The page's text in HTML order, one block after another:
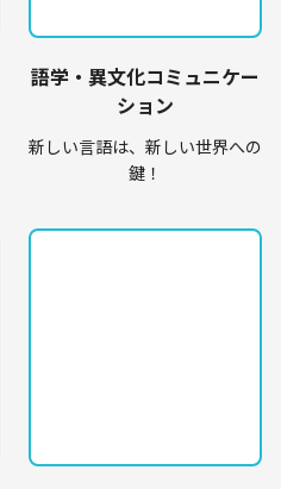
語学・異文化コミュニケー
ション
新しい言語は、新しい世界への
鍵！